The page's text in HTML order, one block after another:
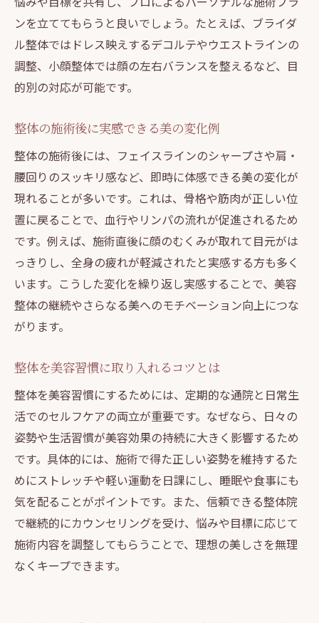
ンを立ててもらうと良いでしょう。たとえば、ブライダ
ル整体ではドレス映えするデコルテやウエストラインの
調整、小顔整体では顔の左右バランスを整えるなど、目
的別の対応が可能です。
整体の施術後に実感できる美の変化例
整体の施術後には、フェイスラインのシャープさや肩・
腰回りのスッキリ感など、即時に体感できる美の変化が
現れることが多いです。これは、骨格や筋肉が正しい位
置に戻ることで、血行やリンパの流れが促進されるため
です。例えば、施術直後に顔のむくみが取れて目元がは
っきりし、全身の疲れが軽減されたと実感する方も多く
います。こうした変化を繰り返し実感することで、美容
整体の継続やさらなる美へのモチベーション向上につな
がります。
整体を美容習慣に取り入れるコツとは
整体を美容習慣にするためには、定期的な通院と日常生
活でのセルフケアの両立が重要です。なぜなら、日々の
姿勢や生活習慣が美容効果の持続に大きく影響するため
です。具体的には、施術で得た正しい姿勢を維持するた
めにストレッチや軽い運動を日課にし、睡眠や食事にも
気を配ることがポイントです。また、信頼できる整体院
で継続的にカウンセリングを受け、悩みや目標に応じて
施術内容を調整してもらうことで、理想の美しさを無理
なくキープできます。